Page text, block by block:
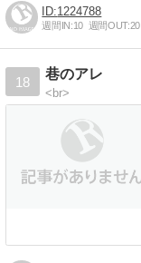
1224788
週間IN:10 週間OUT:20
18
巷のアレ
<br>